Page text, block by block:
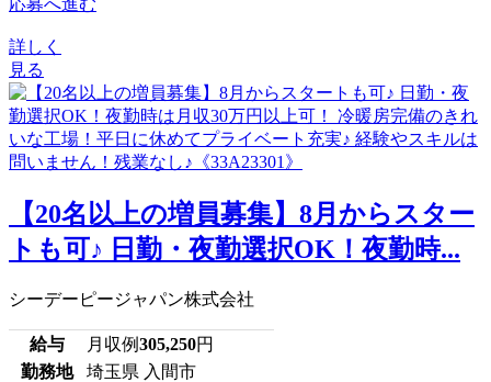
応募へ進む
詳しく
見る
【20名以上の増員募集】8月からスター
トも可♪ 日勤・夜勤選択OK！夜勤時...
シーデーピージャパン株式会社
給与 月収例305,250円
勤務地
埼玉県 入間市